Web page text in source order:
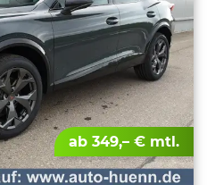
ab 349,– € mtl.